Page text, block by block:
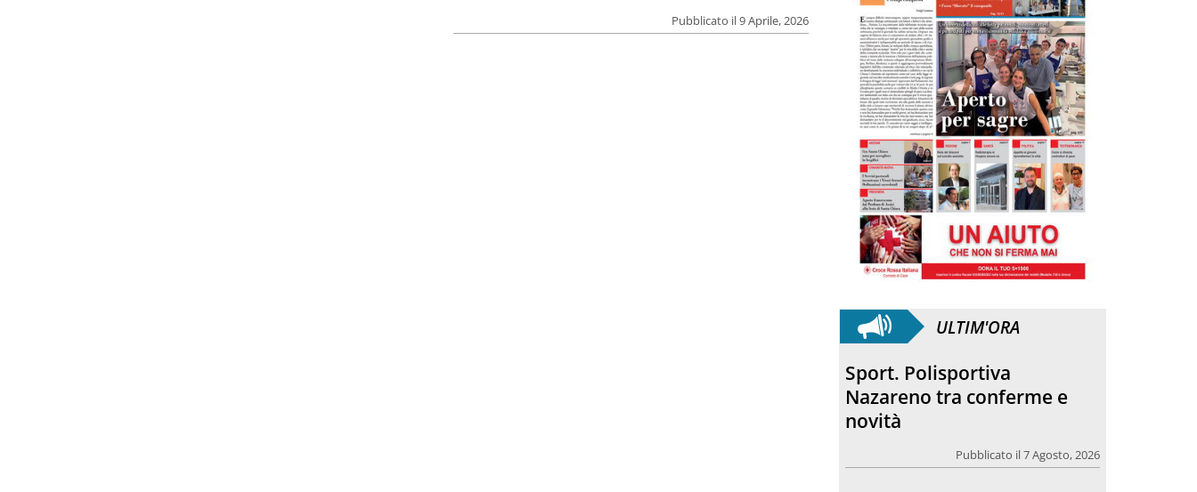
Pubblicato il 9 Aprile, 2026
ULTIM'ORA
Sport. Polisportiva
Nazareno tra conferme e
novità
Pubblicato il 7 Agosto, 2026